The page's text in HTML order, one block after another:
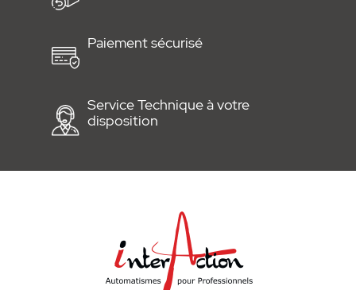
de la motorisation très simple.
Vous avez la possibilité d'installer un
panneau solaire pour recharger la batterie
indépendant l'automatisme de votre réseau
électrique.
Paiement sécurisé
Service Technique à votre
disposition